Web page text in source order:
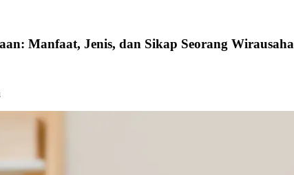
Manfaat, Jenis, dan Sikap Seorang Wirausaha